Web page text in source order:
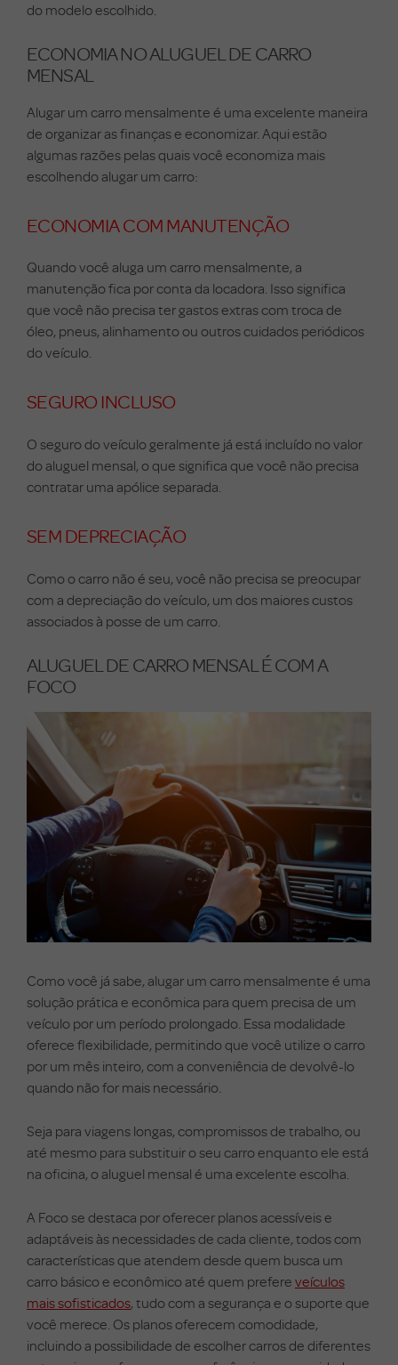
do modelo escolhido.
ECONOMIA NO ALUGUEL DE CARRO
MENSAL
Alugar um carro mensalmente é uma excelente maneira
de organizar as finanças e economizar. Aqui estão
algumas razões pelas quais você economiza mais
escolhendo alugar um carro:
ECONOMIA COM MANUTENÇÃO
Quando você aluga um carro mensalmente, a
manutenção fica por conta da locadora. Isso significa
que você não precisa ter gastos extras com troca de
óleo, pneus, alinhamento ou outros cuidados periódicos
do veículo.
SEGURO INCLUSO
O seguro do veículo geralmente já está incluído no valor
do aluguel mensal, o que significa que você não precisa
contratar uma apólice separada.
SEM DEPRECIAÇÃO
Como o carro não é seu, você não precisa se preocupar
com a depreciação do veículo, um dos maiores custos
associados à posse de um carro.
ALUGUEL DE CARRO MENSAL É COM A
FOCO
Como você já sabe, alugar um carro mensalmente é uma
solução prática e econômica para quem precisa de um
veículo por um período prolongado. Essa modalidade
oferece flexibilidade, permitindo que você utilize o carro
por um mês inteiro, com a conveniência de devolvê-lo
quando não for mais necessário.
Seja para viagens longas, compromissos de trabalho, ou
até mesmo para substituir o seu carro enquanto ele está
na oficina, o aluguel mensal é uma excelente escolha.
A Foco se destaca por oferecer planos acessíveis e
adaptáveis às necessidades de cada cliente, todos com
características que atendem desde quem busca um
carro básico e econômico até quem prefere veículos
mais sofisticados, tudo com a segurança e o suporte que
você merece. Os planos oferecem comodidade,
incluindo a possibilidade de escolher carros de diferentes